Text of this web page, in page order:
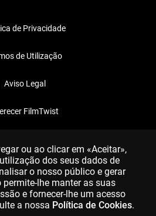
de Privacidade
de Utilização
Aviso Legal
FilmTwist
ou ao clicar em «Aceitar»,
dos seus dados de
o nosso público e gerar
lhe manter as suas
e fornecer-lhe um acesso
a nossa Política de Cookies.